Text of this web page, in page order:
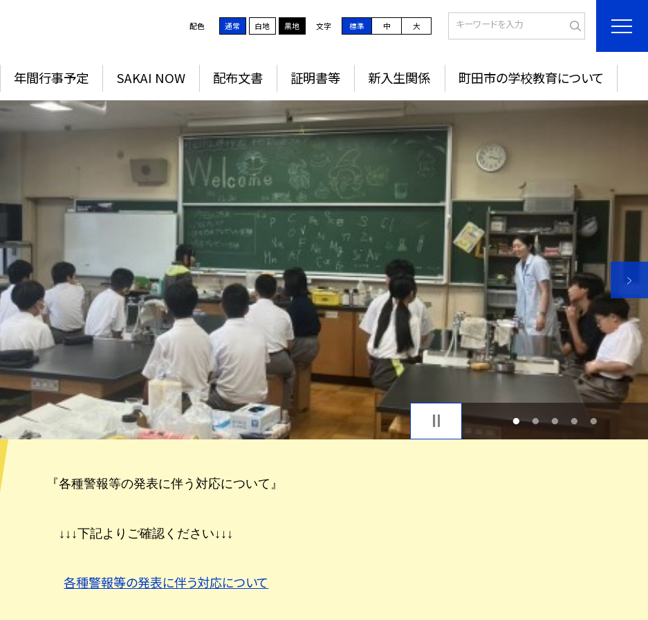
配色 通常 白地 黒地 文字 標準 中 大
年間行事予定 SAKAI NOW 配布文書 証明書等 新入生関係 町田市の学校教育について
1 2 3 4 5
『各種警報等の発表に伴う対応について』
↓↓↓下記よりご確認ください↓↓↓
各種警報等の発表に伴う対応について